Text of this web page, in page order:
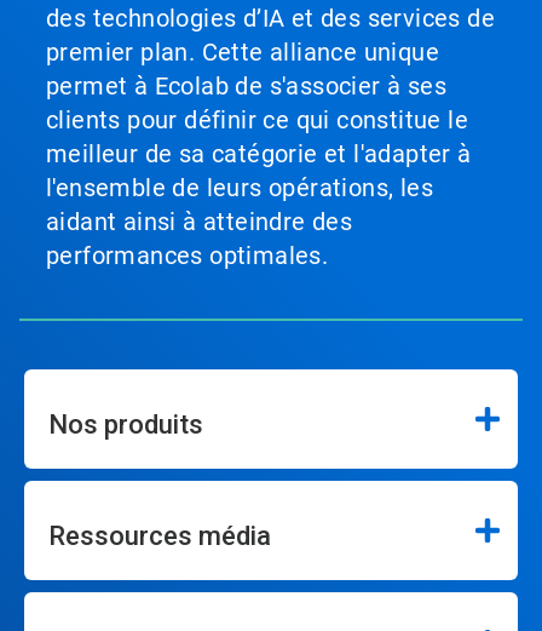
des technologies d’IA et des services de
premier plan. Cette alliance unique
permet à Ecolab de s'associer à ses
clients pour définir ce qui constitue le
meilleur de sa catégorie et l'adapter à
l'ensemble de leurs opérations, les
aidant ainsi à atteindre des
performances optimales.
Nos produits
Ressources média